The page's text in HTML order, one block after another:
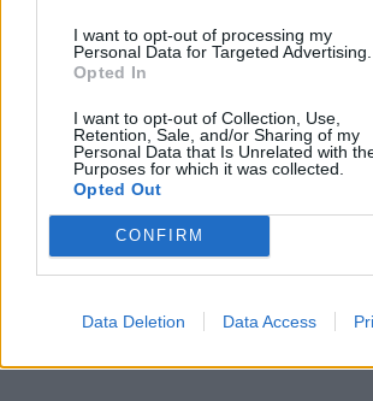
I want to opt-out of processing my
Personal Data for Targeted Advertising.
Opted In
I want to opt-out of Collection, Use,
Retention, Sale, and/or Sharing of my
Personal Data that Is Unrelated with
Purposes for which it was collected.
Opted Out
CONFIRM
Data Deletion Data Access
Sutinku sutaisyklėmis
This site is
reCAPTCHA
Serviceapply.